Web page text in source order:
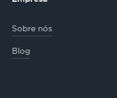
Sobre nós
Blog